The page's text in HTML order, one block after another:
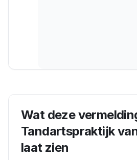
Wat deze
Tandartspraktijk
laat zien